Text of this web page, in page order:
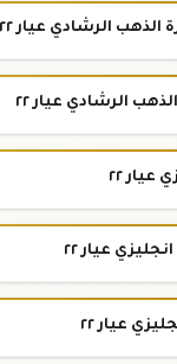
الرشادي عيار ٢٢
الرشادي عيار ٢٢
٢٢
عيار ٢٢
عيار ٢٢